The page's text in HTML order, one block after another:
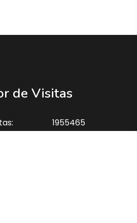
de Visitas
1955465